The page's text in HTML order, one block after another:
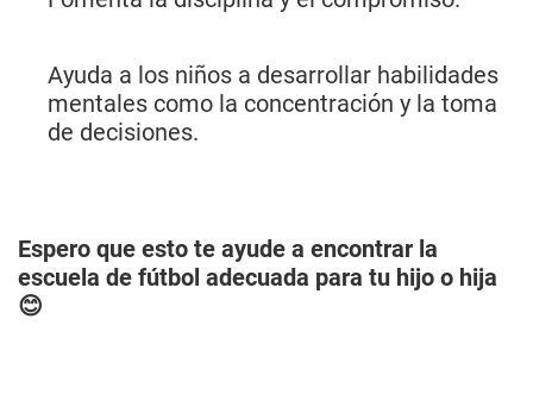
Ayuda a los niños a desarrollar habilidades
mentales como la concentración y la toma
de decisiones.
Espero que esto te ayude a encontrar la
escuela de fútbol adecuada para tu hijo o hija
😊